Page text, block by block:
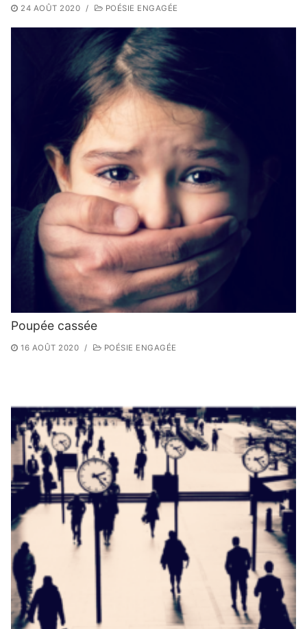
24 AOÛT 2020 / POÉSIE ENGAGÉE
Poupée cassée
16 AOÛT 2020 / POÉSIE ENGAGÉE